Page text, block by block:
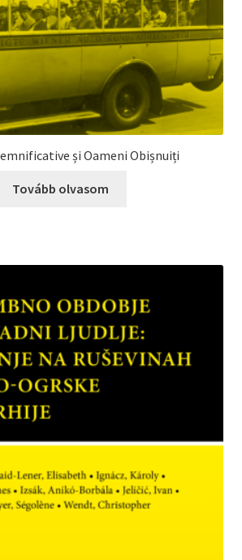
și Oameni Obișnuiți
Tovább olvasom